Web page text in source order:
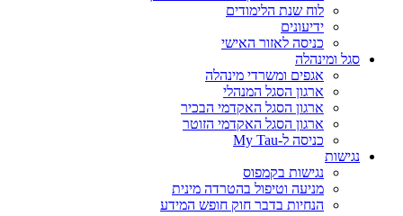
לוח שנת הלימודים
ידיעונים
כניסה לאזור האישי
סגל ומינהלה
אגפים ומשרדי מינהלה
ארגון הסגל המנהלי
ארגון הסגל האקדמי הבכיר
ארגון הסגל האקדמי הזוטר
כניסה ל-My Tau
נגישות
נגישות בקמפוס
מניעה וטיפול בהטרדה מינית
הנחיות בדבר חוק חופש המידע